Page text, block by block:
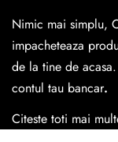
Easybox-ul Emag.
Cosul de livrare
390 lei si Gratuit
Nimic mai simplu,
impacheteaza
de la tine de
contul tau bancar.
Citeste toti mai